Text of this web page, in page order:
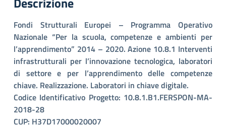
Fondi Strutturali Europei – Programma Operativo
Nazionale “Per la scuola, competenze e ambienti per
l’apprendimento” 2014 – 2020. Azione 10.8.1 Interventi
infrastrutturali per l’innovazione tecnologica, laboratori
di settore e per l’apprendimento delle competenze
chiave. Realizzazione. Laboratori in chiave digitale.
Codice Identificativo Progetto: 10.8.1.B1.FERSPON-MA-
2018-28
CUP: H37D17000020007